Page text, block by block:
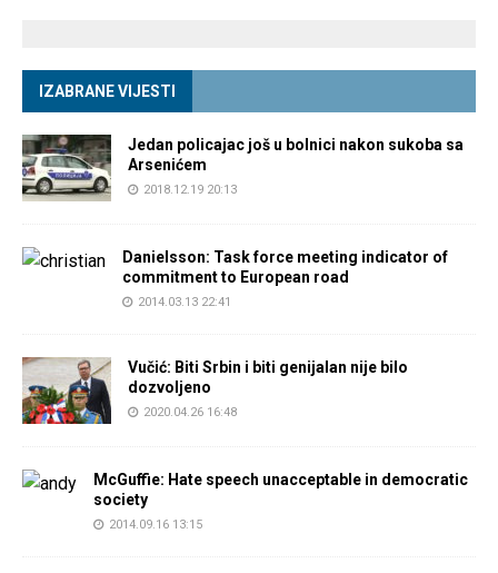
IZABRANE VIJESTI
Jedan policajac još u bolnici nakon sukoba sa
Arsenićem
2018.12.19 20:13
Danielsson: Task force meeting indicator of
commitment to European road
2014.03.13 22:41
Vučić: Biti Srbin i biti genijalan nije bilo
dozvoljeno
2020.04.26 16:48
McGuffie: Hate speech unacceptable in democratic
society
2014.09.16 13:15